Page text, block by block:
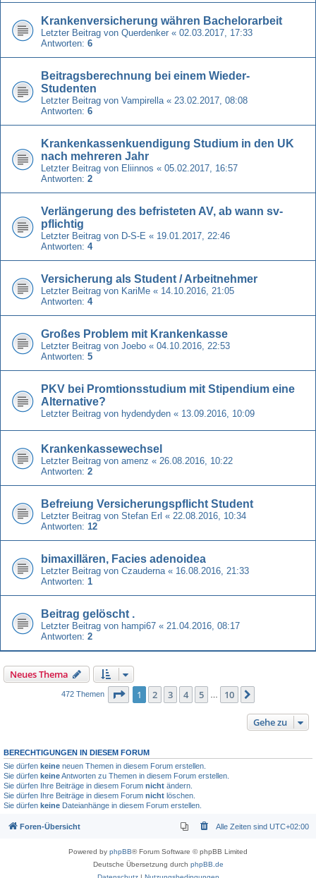
Krankenversicherung währen Bachelorarbeit
Letzter Beitrag von Querdenker « 02.03.2017, 17:33
Antworten: 6
Beitragsberechnung bei einem Wieder-
Studenten
Letzter Beitrag von Vampirella « 23.02.2017, 08:08
Antworten: 6
Krankenkassenkuendigung Studium in den UK
nach mehreren Jahr
Letzter Beitrag von Eliinnos « 05.02.2017, 16:57
Antworten: 2
Verlängerung des befristeten AV, ab wann sv-
pflichtig
Letzter Beitrag von D-S-E « 19.01.2017, 22:46
Antworten: 4
Versicherung als Student / Arbeitnehmer
Letzter Beitrag von KariMe « 14.10.2016, 21:05
Antworten: 4
Großes Problem mit Krankenkasse
Letzter Beitrag von Joebo « 04.10.2016, 22:53
Antworten: 5
PKV bei Promtionsstudium mit Stipendium eine
Alternative?
Letzter Beitrag von hydendyden « 13.09.2016, 10:09
Krankenkassewechsel
Letzter Beitrag von amenz « 26.08.2016, 10:22
Antworten: 2
Befreiung Versicherungspflicht Student
Letzter Beitrag von Stefan Erl « 22.08.2016, 10:34
Antworten: 12
bimaxillären, Facies adenoidea
Letzter Beitrag von Czauderna « 16.08.2016, 21:33
Antworten: 1
Beitrag gelöscht .
Letzter Beitrag von hampi67 « 21.04.2016, 08:17
Antworten: 2
Neues Thema
472 Themen Seite 1von 10
1 2 3 4 5 10
Gehe zu
BERECHTIGUNGEN IN DIESEM FORUM
Sie dürfen keine neuen Themen in diesem Forum erstellen.
Sie dürfen keineAntworten zu Themen in diesem Forum erstellen.
Sie dürfen Ihre Beiträge in diesem Forum nicht ändern.
Sie dürfen Ihre Beiträge in diesem Forum nicht löschen.
Sie dürfen keine Dateianhänge in diesem Forum erstellen.
Foren-Übersicht Alle Zeiten sind UTC+02:00
Powered by phpBB® Forum Software © phpBB Limited
Deutsche Übersetzung durch phpBB.de